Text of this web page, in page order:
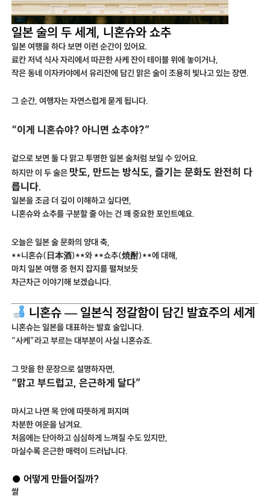
일본 술의 두 세계, 니혼슈와 쇼추
일본 여행을 하다 보면 이런 순간이 있어요.
료칸 저녁 식사 자리에서 따끈한 사케 잔이 테이블 위에 놓이거나,
작은 동네 이자카야에서 유리잔에 담긴 맑은 술이 조용히 빛나고 있는 장면.
그 순간, 여행자는 자연스럽게 묻게 됩니다.
“이게 니혼슈야? 아니면 쇼추야?”
겉으로 보면 둘 다 맑고 투명한 일본 술처럼 보일 수 있어요.
하지만 이 두 술은 맛도, 만드는 방식도, 즐기는 문화도 완전히 다
릅니다.
일본을 조금 더 깊이 이해하고 싶다면,
니혼슈와 쇼추를 구분할 줄 아는 건 꽤 중요한 포인트예요.
오늘은 일본 술 문화의 양대 축,
**니혼슈(日本酒)**와 **쇼추(焼酎)**에 대해,
마치 일본 여행 중 현지 잡지를 펼쳐보듯
차근차근 이야기해 보겠습니다.
니혼슈 — 일본식 정갈함이 담긴 발효주의 세계
니혼슈는 일본을 대표하는 발효 술입니다.
“사케”라고 부르는 대부분이 사실 니혼슈죠.
그 맛을 한 문장으로 설명하자면,
“맑고 부드럽고, 은근하게 달다”
마시고 나면 목 안에 따뜻하게 퍼지며
차분한 여운을 남겨요.
처음에는 단아하고 심심하게 느껴질 수도 있지만,
마실수록 은근한 매력이 드러납니다.
● 어떻게 만들어질까?
쌀